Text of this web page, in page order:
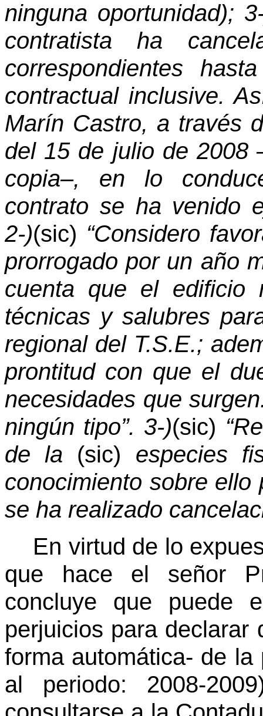
ninguna oportunidad);
contratista ha
correspondientes
contractual inclusive.
Marín Castro, a través
del 15 de julio de 2008
copia–, en lo
contrato se ha venido
2-)(sic) “Considero
prorrogado por un año
cuenta que el edificio
técnicas y salubres
regional del T.S.E.;
prontitud con que el
necesidades que
ningún tipo”. 3-)(sic)
de la (sic) especies
conocimiento sobre
se ha realizado
En virtud de lo
que hace el señor
concluye que puede
perjuicios para declarar
forma automática- de la
al periodo: 2008-